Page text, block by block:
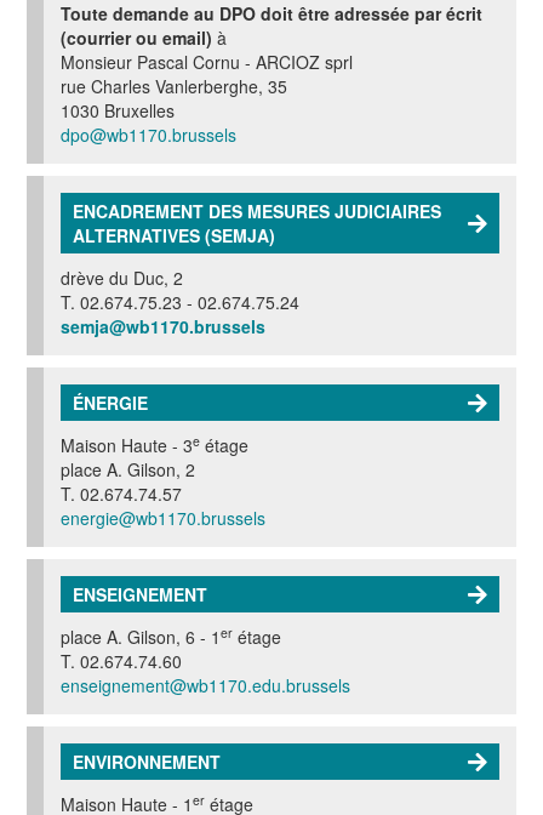
Toute demande au DPO doit être adressée par écrit
(courrier ou email) à
Monsieur Pascal Cornu - ARCIOZ sprl
rue Charles Vanlerberghe, 35
1030 Bruxelles
dpo@wb1170.brussels
ENCADREMENT DES MESURES JUDICIAIRES
ALTERNATIVES (SEMJA)
drève du Duc, 2
T. 02.674.75.23 - 02.674.75.24
semja@wb1170.brussels
ÉNERGIE
Maison Haute - 3e étage
place A. Gilson, 2
T. 02.674.74.57
energie@wb1170.brussels
ENSEIGNEMENT
place A. Gilson, 6 - 1er étage
T. 02.674.74.60
enseignement@wb1170.edu.brussels
ENVIRONNEMENT
Maison Haute - 1er étage